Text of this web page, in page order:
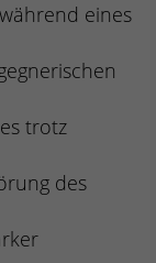
eines
trotz
des